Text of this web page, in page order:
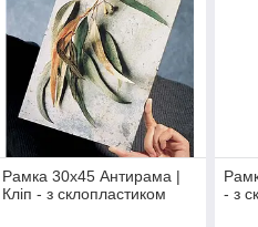
Рамка 30х45 Антирама |
Кліп - з склопластиком
- з